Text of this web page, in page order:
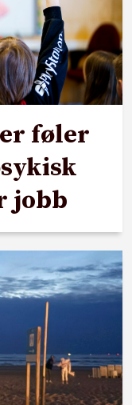
føler
jobb